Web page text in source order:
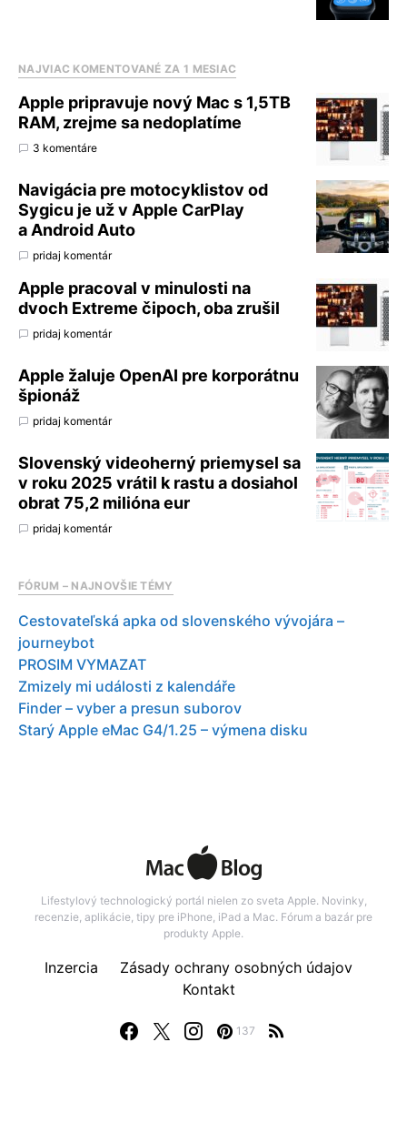
NAJVIAC KOMENTOVANÉ ZA 1 MESIAC
Apple pripravuje nový Mac s 1,5TB
RAM, zrejme sa nedoplatíme
3 komentáre
Navigácia pre motocyklistov od
Sygicu je už v Apple CarPlay
a Android Auto
pridaj komentár
Apple pracoval v minulosti na
dvoch Extreme čipoch, oba zrušil
pridaj komentár
Apple žaluje OpenAI pre korporátnu
špionáž
pridaj komentár
Slovenský videoherný priemysel sa
v roku 2025 vrátil k rastu a dosiahol
obrat 75,2 milióna eur
pridaj komentár
FÓRUM – NAJNOVŠIE TÉMY
Cestovateľská apka od slovenského vývojára –
journeybot
PROSIM VYMAZAT
Zmizely mi události z kalendáře
Finder – vyber a presun suborov
Starý Apple eMac G4/1.25 – výmena disku
Lifestylový technologický portál nielen zo sveta Apple. Novinky,
recenzie, aplikácie, tipy pre iPhone, iPad a Mac. Fórum a bazár pre
produkty Apple.
137
Inzercia
Zásady ochrany osobných údajov
Kontakt